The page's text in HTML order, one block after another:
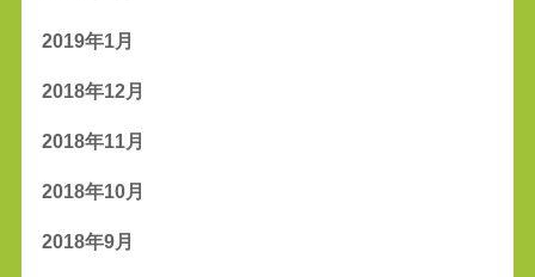
2019年1月
2018年12月
2018年11月
2018年10月
2018年9月